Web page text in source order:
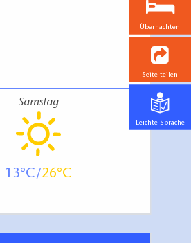
Samstag
13 26
Übernachten
Seite teilen
Leichte Sprache